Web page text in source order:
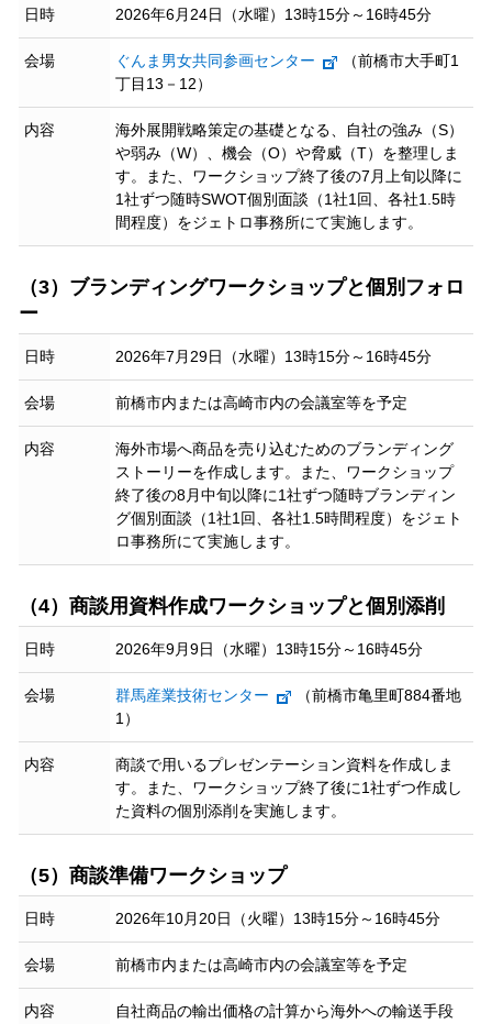
日時 2026年6月24日（水曜）13時15分～16時45分
会場 ぐんま男女共同参画センター
（前橋市大手町1
丁目13－12）
内容
海外展開戦略策定の基礎となる、自社の強み（S）
や弱み（W）、機会（O）や脅威（T）を整理しま
す。また、ワークショップ終了後の7月上旬以降に
1社ずつ随時SWOT個別面談（1社1回、各社1.5時
間程度）をジェトロ事務所にて実施します。
（3）ブランディングワークショップと個別フォロ
ー
日時 2026年7月29日（水曜）13時15分～16時45分
会場 前橋市内または高崎市内の会議室等を予定
内容
海外市場へ商品を売り込むためのブランディング
ストーリーを作成します。また、ワークショップ
終了後の8月中旬以降に1社ずつ随時ブランディン
グ個別面談（1社1回、各社1.5時間程度）をジェト
ロ事務所にて実施します。
（4）商談用資料作成ワークショップと個別添削
日時 2026年9月9日（水曜）13時15分～16時45分
会場 群馬産業技術センター
（前橋市亀里町884番地
1）
内容
商談で用いるプレゼンテーション資料を作成しま
す。また、ワークショップ終了後に1社ずつ作成し
た資料の個別添削を実施します。
（5）商談準備ワークショップ
日時 2026年10月20日（火曜）13時15分～16時45分
会場 前橋市内または高崎市内の会議室等を予定
内容
自社商品の輸出価格の計算から海外への輸送手段